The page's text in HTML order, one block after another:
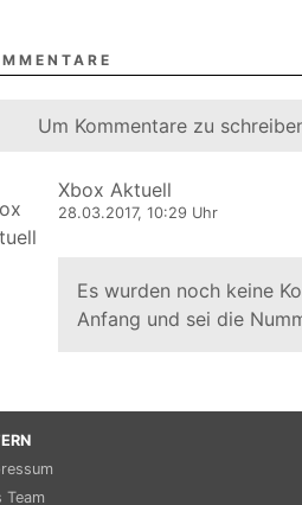
Um Kommentare zu
Xbox Aktuell
28.03.2017, 10:29 Uhr
Es wurden noch keine
Anfang und sei die
Team